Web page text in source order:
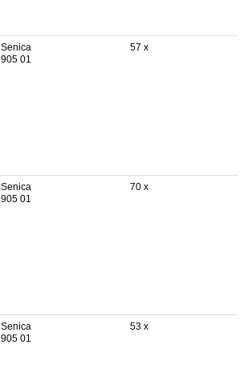
Senica
905 01
57 x
Senica
905 01
70 x
Senica
905 01
53 x